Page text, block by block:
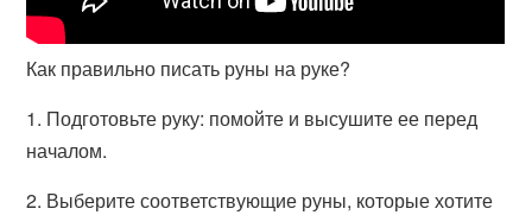
Как правильно писать руны на руке?
1. Подготовьте руку: помойте и высушите ее перед
началом.
2. Выберите соответствующие руны, которые хотите